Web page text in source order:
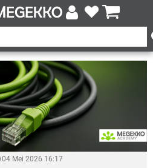
04 Mei 2026 16:17